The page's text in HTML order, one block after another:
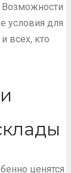
Возможности
условия для
всех, кто
ценятся